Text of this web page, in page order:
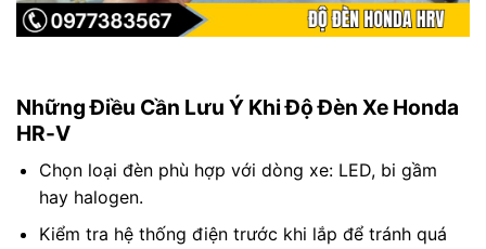
Những Điều Cần Lưu Ý Khi Độ Đèn Xe Honda
HR-V
Chọn loại đèn phù hợp với dòng xe: LED, bi gầm
hay halogen.
Kiểm tra hệ thống điện trước khi lắp để tránh quá